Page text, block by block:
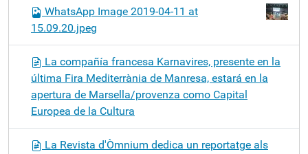
WhatsApp Image 2019-04-11 at
15.09.20.jpeg
La compañía francesa Karnavires, presente en la
última Fira Mediterrània de Manresa, estará en la
apertura de Marsella/provenza como Capital
Europea de la Cultura
La Revista d'Òmnium dedica un reportatge als